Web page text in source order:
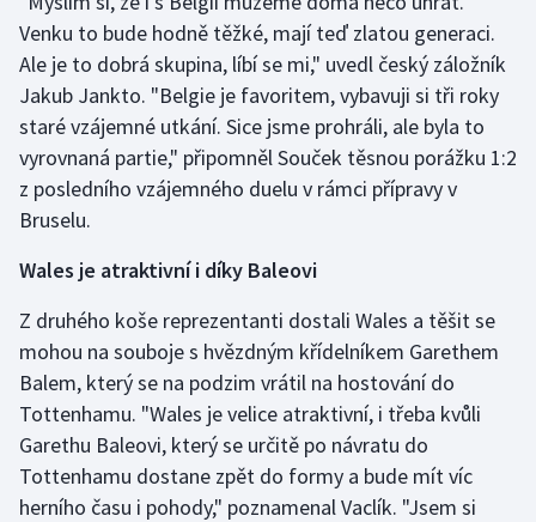
Stolní tenis
Triatlon
Veslování
Vodní slalom
Venku to bude hodně těžké, mají teď zlatou generaci.
Ale je to dobrá skupina, líbí se mi," uvedl český záložník
Jakub Jankto. "Belgie je favoritem, vybavuji si tři roky
staré vzájemné utkání. Sice jsme prohráli, ale byla to
vyrovnaná partie," připomněl Souček těsnou porážku 1:2
z posledního vzájemného duelu v rámci přípravy v
Bruselu.
Wales je atraktivní i díky Baleovi
Z druhého koše reprezentanti dostali Wales a těšit se
mohou na souboje s hvězdným křídelníkem Garethem
Balem, který se na podzim vrátil na hostování do
Tottenhamu. "Wales je velice atraktivní, i třeba kvůli
Garethu Baleovi, který se určitě po návratu do
Tottenhamu dostane zpět do formy a bude mít víc
herního času i pohody," poznamenal Vaclík. "Jsem si